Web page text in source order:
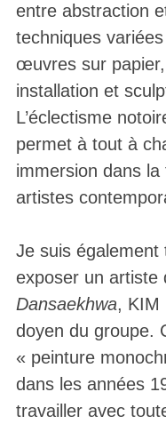
entre abstraction
techniques
œuvres sur
installation et
L’éclectisme
permet à tout à
immersion dans
artistes
Je suis
exposer un artiste
Dansaekhwa, KIM
doyen du groupe.
« peinture
dans les années
travailler avec